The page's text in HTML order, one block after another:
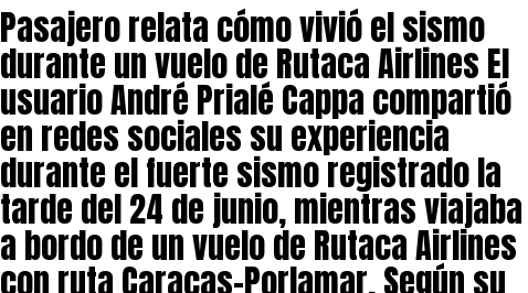
Pasajero relata cómo vivió el sismo
durante un vuelo de Rutaca Airlines El
usuario André Prialé Cappa compartió
en redes sociales su experiencia
durante el fuerte sismo registrado la
tarde del 24 de junio, mientras viajaba
a bordo de un vuelo de Rutaca Airlines
con ruta Caracas-Porlamar. Según su